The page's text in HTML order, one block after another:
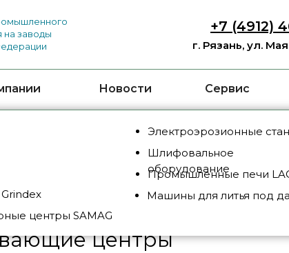
Сервис
Новости
на заводы
+7 (4912)
г. Рязань, ул.
Электроэрозионные
Шлифовальное
оборудование
Промышленные печи
центры SAMAG
Машины для литья под
Горизонтальные обрабатывающие центры
центры